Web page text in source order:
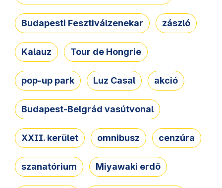
Budapesti Fesztiválzenekar zászló
Kalauz Tour de Hongrie
pop-up park Luz Casal akció
Budapest-Belgrád vasútvonal
XXII. kerület omnibusz cenzúra
szanatórium Miyawaki erdő